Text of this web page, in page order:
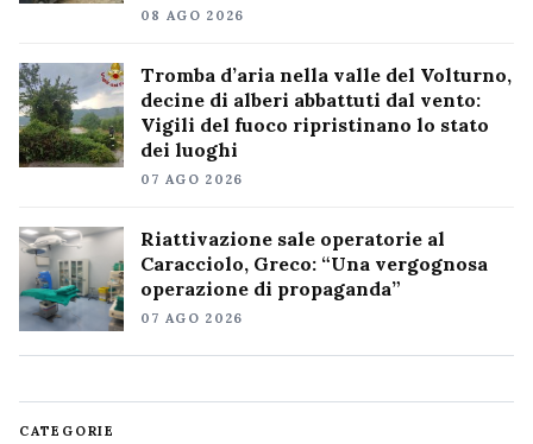
08 AGO 2026
Tromba d’aria nella valle del Volturno,
decine di alberi abbattuti dal vento:
Vigili del fuoco ripristinano lo stato
dei luoghi
07 AGO 2026
Riattivazione sale operatorie al
Caracciolo, Greco: “Una vergognosa
operazione di propaganda”
07 AGO 2026
CATEGORIE